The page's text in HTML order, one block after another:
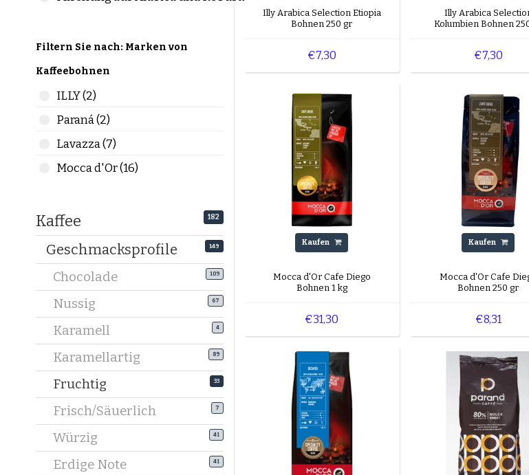
Filtern Sie nach: Marken von
Kaffeebohnen
ILLY (2)
Paraná (2)
Lavazza (7)
Mocca d'Or (16)
Kaffee 182
Geschmacksprofile 149
Chocolade 109
Nussig 67
Karamell 4
Karamellartig 89
Fruchtig 33
Frisch/Säuerlich 7
Würzig 41
Erdige Note 41
Probieren Sie einen fruchtigen Kaffee und
Illy Arabica Selection Etiopia
Bohnen 250 gr
€7,30
Illy Arabica
Kolumbien Bohnen
€7,30
Kaufen
Mocca d'Or Cafe Diego
Bohnen 1 kg
€31,30
Kaufen
Mocca d'Or Cafe
Bohnen 250 gr
€8,31